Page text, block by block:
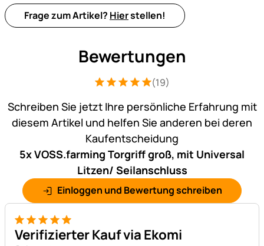
Frage zum Artikel? Hierstellen!
Bewertungen
Bewertung: 5 von 5 (19 Bewertungen)
19 Bewertungen
(19)
Schreiben Sie jetzt Ihre persönliche Erfahrung mit
diesem Artikel und helfen Sie anderen bei deren
Kaufentscheidung
5x VOSS.farming Torgriff groß, mit Universal
Litzen/ Seilanschluss
Einloggen und Bewertung schreiben
5 von 5
Verifizierter Kauf via Ekomi